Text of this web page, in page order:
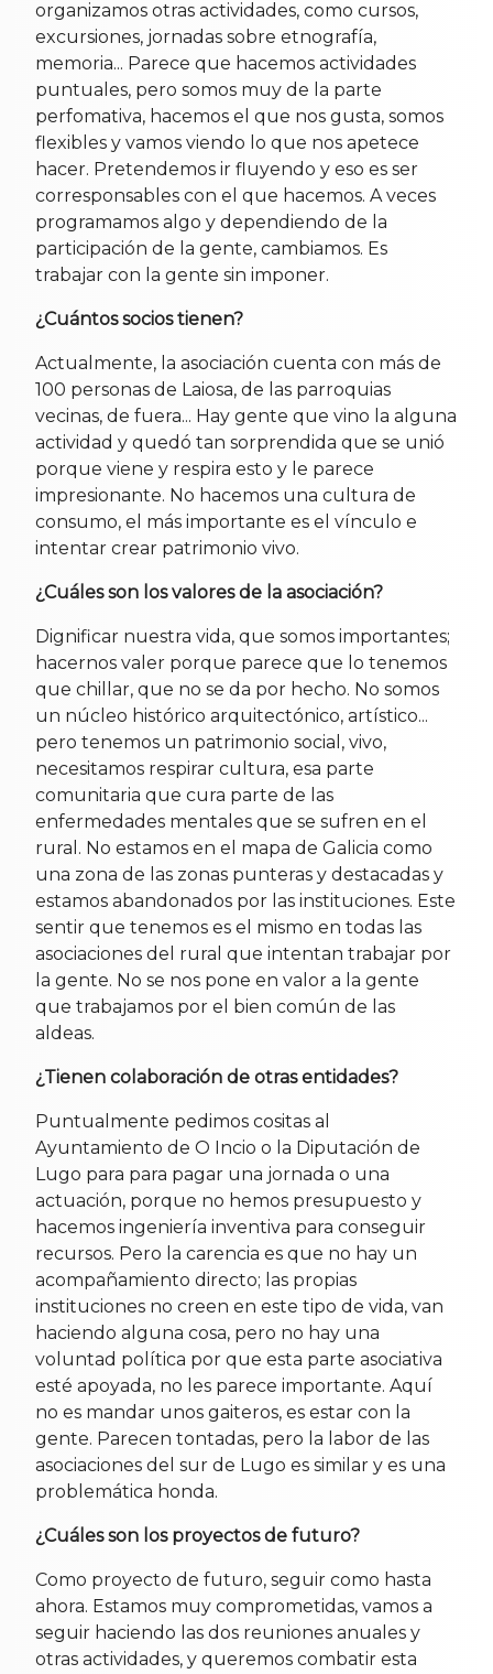
organizamos otras actividades, como cursos,
excursiones, jornadas sobre etnografía,
memoria... Parece que hacemos actividades
puntuales, pero somos muy de la parte
perfomativa, hacemos el que nos gusta, somos
flexibles y vamos viendo lo que nos apetece
hacer. Pretendemos ir fluyendo y eso es ser
corresponsables con el que hacemos. A veces
programamos algo y dependiendo de la
participación de la gente, cambiamos. Es
trabajar con la gente sin imponer.
¿Cuántos socios tienen?
Actualmente, la asociación cuenta con más de
100 personas de Laiosa, de las parroquias
vecinas, de fuera... Hay gente que vino la alguna
actividad y quedó tan sorprendida que se unió
porque viene y respira esto y le parece
impresionante. No hacemos una cultura de
consumo, el más importante es el vínculo e
intentar crear patrimonio vivo.
¿Cuáles son los valores de la asociación?
Dignificar nuestra vida, que somos importantes;
hacernos valer porque parece que lo tenemos
que chillar, que no se da por hecho. No somos
un núcleo histórico arquitectónico, artístico...
pero tenemos un patrimonio social, vivo,
necesitamos respirar cultura, esa parte
comunitaria que cura parte de las
enfermedades mentales que se sufren en el
rural. No estamos en el mapa de Galicia como
una zona de las zonas punteras y destacadas y
estamos abandonados por las instituciones. Este
sentir que tenemos es el mismo en todas las
asociaciones del rural que intentan trabajar por
la gente. No se nos pone en valor a la gente
que trabajamos por el bien común de las
aldeas.
¿Tienen colaboración de otras entidades?
Puntualmente pedimos cositas al
Ayuntamiento de O Incio o la Diputación de
Lugo para para pagar una jornada o una
actuación, porque no hemos presupuesto y
hacemos ingeniería inventiva para conseguir
recursos. Pero la carencia es que no hay un
acompañamiento directo; las propias
instituciones no creen en este tipo de vida, van
haciendo alguna cosa, pero no hay una
voluntad política por que esta parte asociativa
esté apoyada, no les parece importante. Aquí
no es mandar unos gaiteros, es estar con la
gente. Parecen tontadas, pero la labor de las
asociaciones del sur de Lugo es similar y es una
problemática honda.
¿Cuáles son los proyectos de futuro?
Como proyecto de futuro, seguir como hasta
ahora. Estamos muy comprometidas, vamos a
seguir haciendo las dos reuniones anuales y
otras actividades, y queremos combatir esta